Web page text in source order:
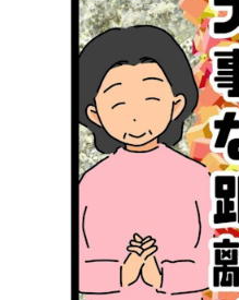
マネー
トレンド・イベント